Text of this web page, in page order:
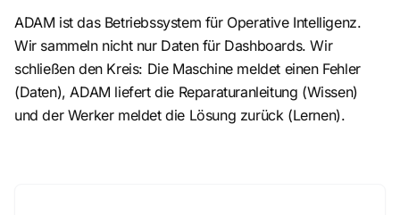
ADAM ist das Betriebssystem für Operative Intelligenz.
Wir sammeln nicht nur Daten für Dashboards. Wir
schließen den Kreis: Die Maschine meldet einen Fehler
(Daten), ADAM liefert die Reparaturanleitung (Wissen)
und der Werker meldet die Lösung zurück (Lernen).